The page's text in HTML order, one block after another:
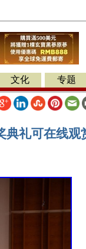
文化 专题
典礼可在线观